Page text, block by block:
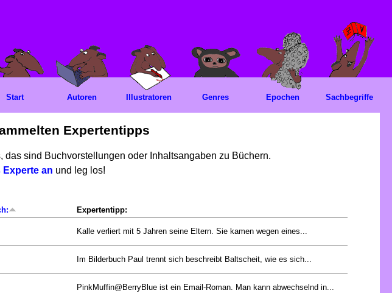
Expertentipps
sind Buchvorstellungen oder Inhaltsangaben zu Büchern.
Experte an und leg los!
Expertentipp:
Kalle verliert mit 5 Jahren seine Eltern. Sie kamen wegen eines...
Im Bilderbuch Paul trennt sich beschreibt Baltscheit, wie es sich...
PinkMuffin@BerryBlue ist ein Email-Roman. Man kann abwechselnd in...
Start Autoren Illustratoren Genres Epochen Sachbegriffe